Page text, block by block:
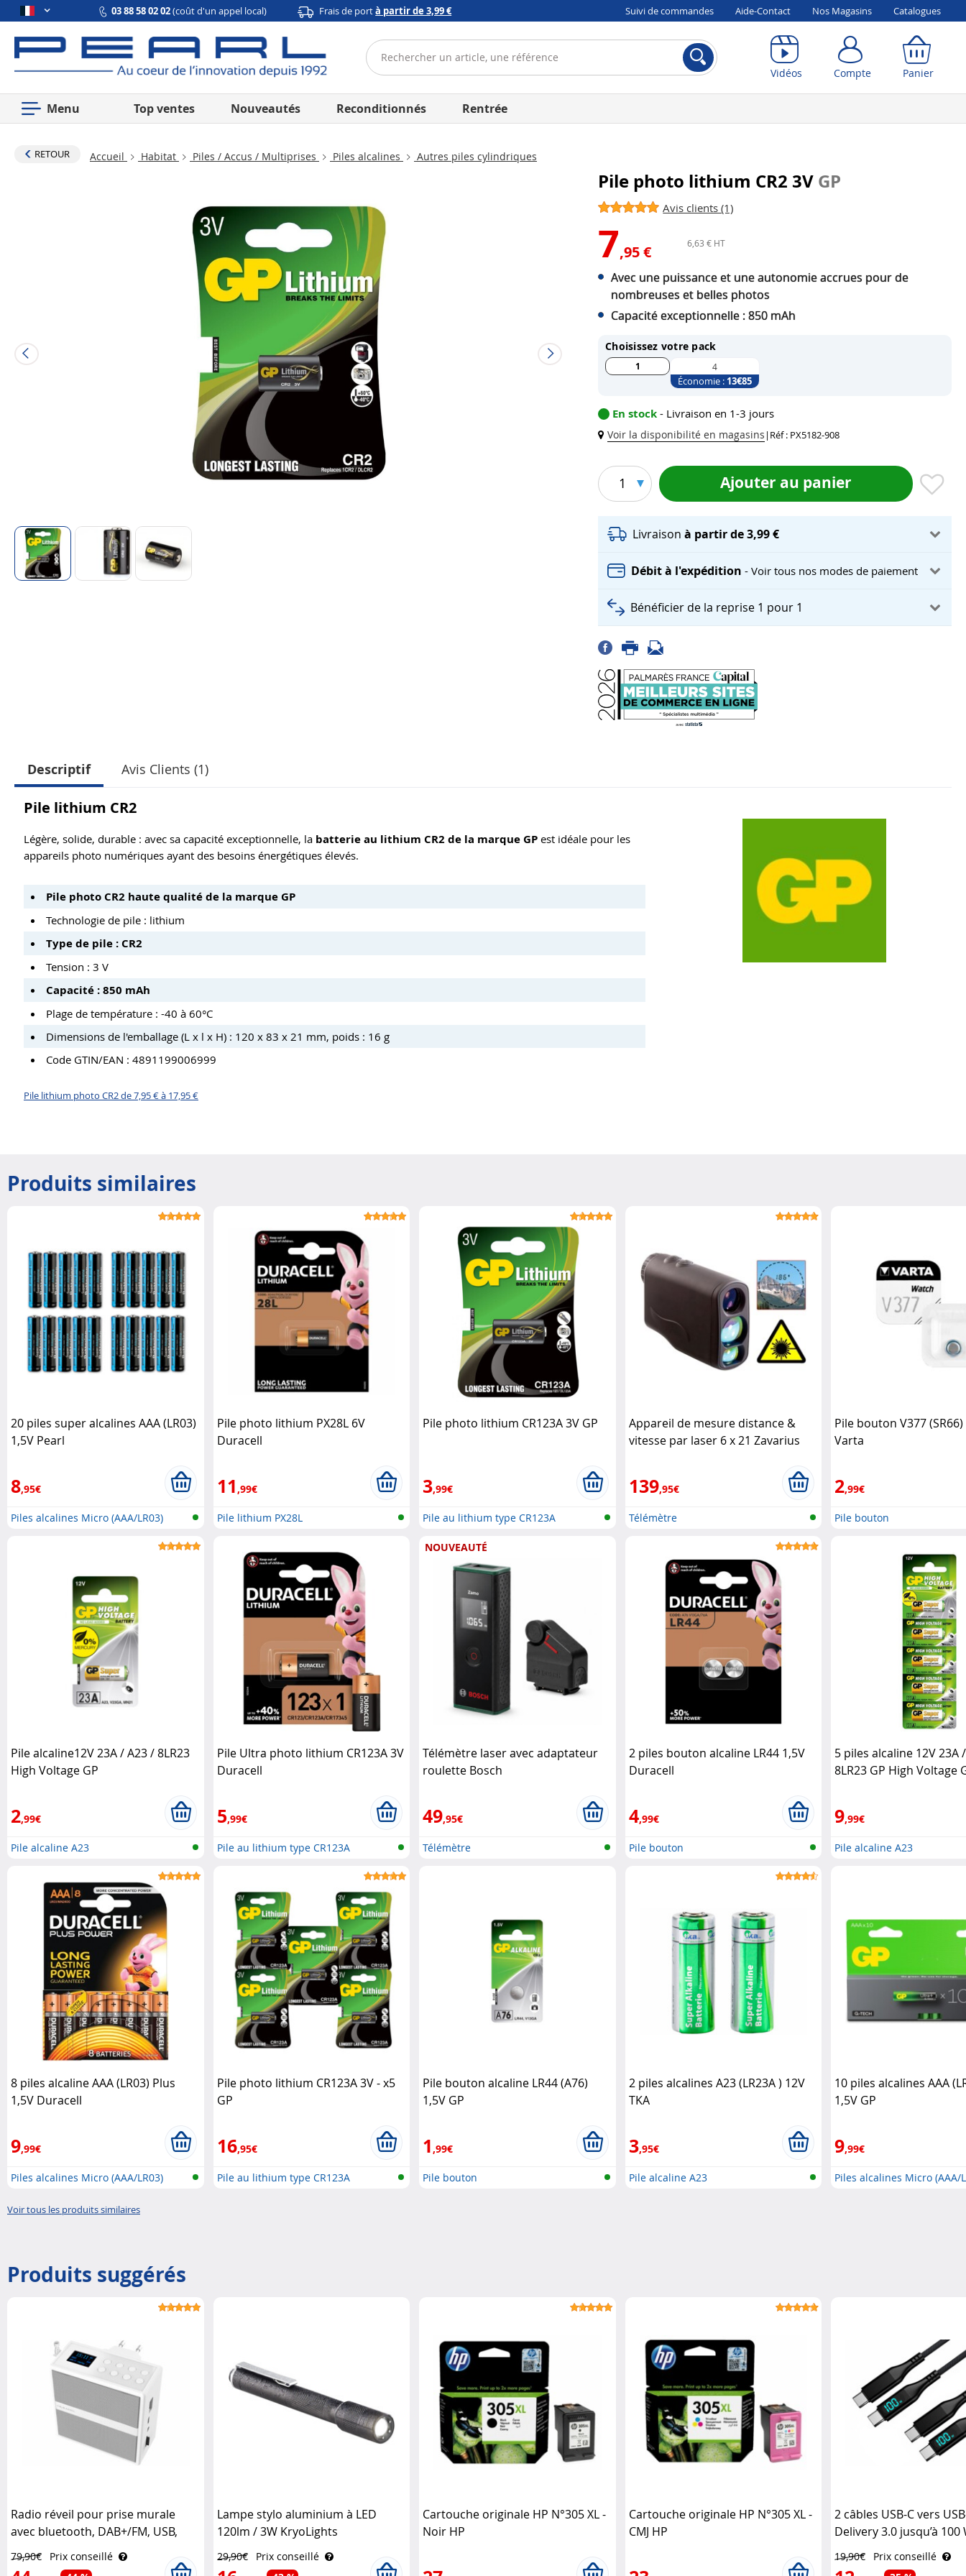
03 88 58 02 02(coût d'un appel local) Frais de portà partir de 3,99 € Suivi de commandes Aide-Contact Nos Magasins Catalogues
Vidéos Compte Panier
Menu Top ventes Nouveautés Reconditionnés Rentrée
RETOUR Accueil Habitat Piles / Accus / Multiprises Piles alcalines Autres piles cylindriques
Pile photo lithium CR2 3V GP
Avis clients (1)
7,95 € 6,63 € HT
Avec une puissance et une autonomie accrues pour de
nombreuses et belles photos
Capacité exceptionnelle : 850 mAh
Choisissez votre pack
1 4
Économie : 13€85
En stock - Livraison en 1-3 jours
Voir la disponibilité en magasins | Réf : PX5182-908
1 Ajouter au panier
Livraisonà partir de 3,99 €
Débit à l'expédition- Voir tous nos modes de paiement
Bénéficier de la reprise 1 pour 1
Descriptif Avis Clients (1)
Pile lithium CR2
Légère, solide, durable : avec sa capacité exceptionnelle, la batterie au lithium CR2 de la marque GP est idéale pour les
appareils photo numériques ayant des besoins énergétiques élevés.
Pile photo CR2 haute qualité de la marque GP
Technologie de pile : lithium
Type de pile : CR2
Tension : 3 V
Capacité : 850 mAh
Plage de température : -40 à 60°C
Dimensions de l'emballage (L x l x H) : 120 x 83 x 21 mm, poids : 16 g
Code GTIN/EAN : 4891199006999
Pile lithium photo CR2 de 7,95 € à 17,95 €
Produits similaires
20 piles super alcalines AAA (LR03)
1,5V Pearl
8,95€
Piles alcalines Micro (AAA/LR03)
Pile photo lithium PX28L 6V
Duracell
11,99€
Pile lithium PX28L
Pile photo lithium CR123A 3V GP
3,99€
Pile au lithium type CR123A
Appareil de mesure distance &
vitesse par laser 6 x 21 Zavarius
139,95€
Télémètre
Pile bouton V377 (SR66)
Varta
2,99€
Pile bouton
Pile alcaline12V 23A / A23 / 8LR23
High Voltage GP
2,99€
Pile alcaline A23
Pile Ultra photo lithium CR123A 3V
Duracell
5,99€
Pile au lithium type CR123A
NOUVEAUTÉ
Télémètre laser avec adaptateur
roulette Bosch
49,95€
Télémètre
2 piles bouton alcaline LR44 1,5V
Duracell
4,99€
Pile bouton
5 piles alcaline 12V 23A
8LR23 GP High Voltage
9,99€
Pile alcaline A23
8 piles alcaline AAA (LR03) Plus
1,5V Duracell
9,99€
Piles alcalines Micro (AAA/LR03)
Pile photo lithium CR123A 3V - x5
GP
16,95€
Pile au lithium type CR123A
Pile bouton alcaline LR44 (A76)
1,5V GP
1,99€
Pile bouton
2 piles alcalines A23 (LR23A ) 12V
TKA
3,95€
Pile alcaline A23
10 piles alcalines AAA
1,5V GP
9,99€
Piles alcalines Micro (AAA/
Voir tous les produits similaires
Produits suggérés
Radio réveil pour prise murale
avec bluetooth, DAB+/FM, USB,
AUX, SD MPS-800.bt VR-Radio
79,90€ Prix conseillé
Lampe stylo aluminium à LED
120lm / 3W KryoLights
29,90€ Prix conseillé
Cartouche originale HP N°305 XL -
Noir HP
Cartouche originale HP N°305 XL -
CMJ HP
2 câbles USB-C vers
Delivery 3.0 jusqu’à 100
19,90€ Prix conseillé
Compte Panier